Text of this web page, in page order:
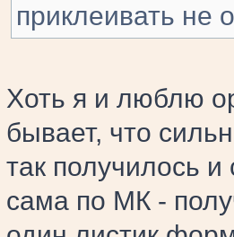
приклеивать не
Хоть я и люблю
бывает, что
так получилось
сама по МК -